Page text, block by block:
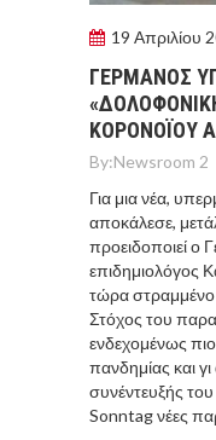
19 Απριλίου
ΓΕΡΜΑΝΟΣ
ΚΟΡOΝΟΪΟΥ
By:Newsroom 2
Για μια νέα,
αποκάλεσε,
προειδοποιεί ο
επιδημιολόγος
τώρα
Στόχος του
ενδεχομένως
πανδημίας και
συνέντευξής
Sonntag νέες